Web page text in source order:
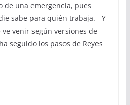
de una emergencia, pues
sabe para quién trabaja. Y
venir según versiones de
seguido los pasos de Reyes